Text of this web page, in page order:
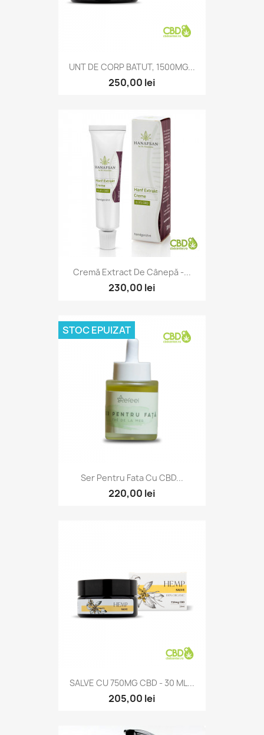
UNT DE CORP BATUT, 1500MG...
250,00 lei
Cremă Extract De Cânepă -...
230,00 lei
Ser Pentru Fata Cu CBD...
220,00 lei
STOC EPUIZAT
SALVE CU 750MG CBD - 30 ML...
205,00 lei